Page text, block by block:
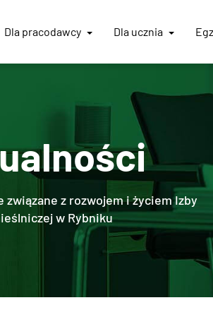
Dla pracodawcy Dla ucznia
z rozwojem i życiem Izby
w Rybniku